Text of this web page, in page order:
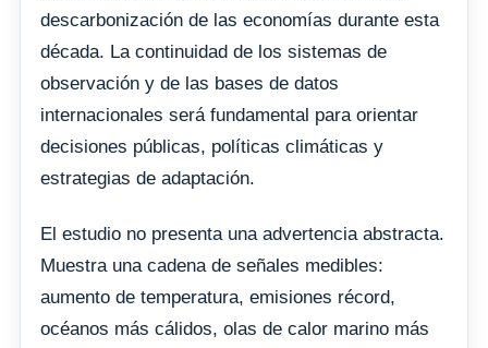
descarbonización de las economías durante esta
década. La continuidad de los sistemas de
observación y de las bases de datos
internacionales será fundamental para orientar
decisiones públicas, políticas climáticas y
estrategias de adaptación.
El estudio no presenta una advertencia abstracta.
Muestra una cadena de señales medibles:
aumento de temperatura, emisiones récord,
océanos más cálidos, olas de calor marino más